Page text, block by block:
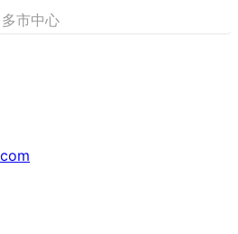
市中心